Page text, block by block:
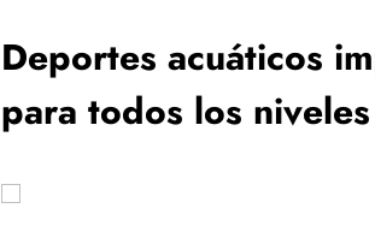
Deportes acuáticos
para todos los niveles